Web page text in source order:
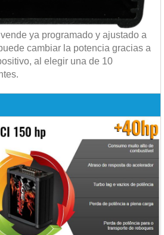
ya programado y ajustado a
cambiar la potencia gracias a
al elegir una de 10